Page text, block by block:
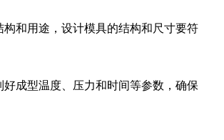
和用途，设计模具的结构和尺寸要符
成型温度、压力和时间等参数，确保